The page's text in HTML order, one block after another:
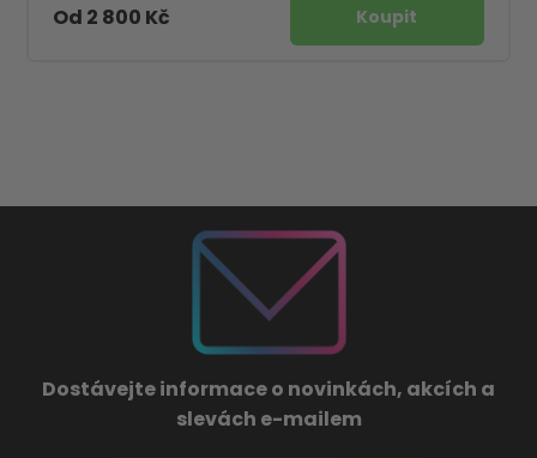
Od 2 800 Kč
Dostávejte informace o novinkách, akcích a
slevách e-mailem